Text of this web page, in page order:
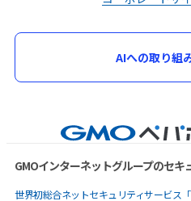
AIへの取り組
GMOインターネットグループのセキ
世界初総合ネットセキュリティサービス「